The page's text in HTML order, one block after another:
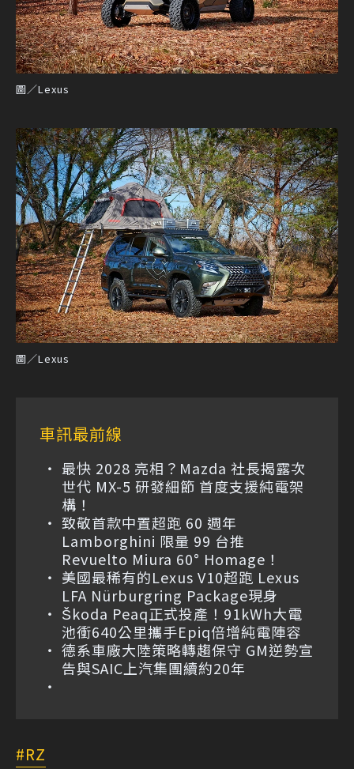
圖／Lexus
圖／Lexus
車訊最前線
最快 2028 亮相？Mazda 社長揭露次
世代 MX-5 研發細節 首度支援純電架
構！
致敬首款中置超跑 60 週年
Lamborghini 限量 99 台推
Revuelto Miura 60° Homage！
美國最稀有的Lexus V10超跑 Lexus
LFA Nürburgring Package現身
Škoda Peaq正式投產！91kWh大電
池衝640公里攜手Epiq倍增純電陣容
德系車廠大陸策略轉趨保守 GM逆勢宣
告與SAIC上汽集團續約20年
RZ